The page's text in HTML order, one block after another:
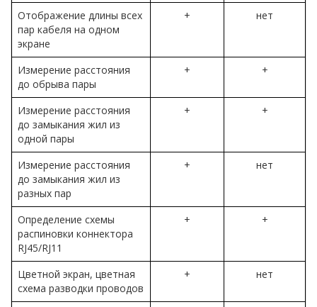
Отображение длины всех
пар кабеля на одном
экране
+ нет
Измерение расстояния
до обрыва пары
+ +
Измерение расстояния
до замыкания жил из
одной пары
+ +
Измерение расстояния
до замыкания жил из
разных пар
+ нет
Определение схемы
распиновки коннектора
RJ45/RJ11
+ +
Цветной экран, цветная
схема разводки проводов
+ нет